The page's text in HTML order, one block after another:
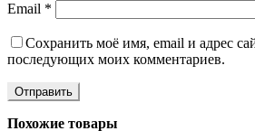
Email *
Сохранить моё имя, email и адрес
последующих моих комментариев.
Похожие товары